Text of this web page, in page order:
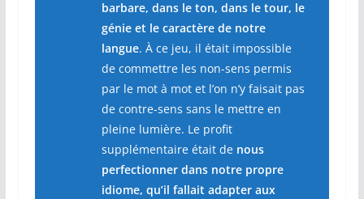
barbare, dans le ton, dans le tour, le
génie et le caractère de notre
langue. À ce jeu, il était impossible
de commettre les non-sens permis
par le mot à mot et l’on n’y faisait pas
de contre-sens sans le mettre en
pleine lumière. Le profit
supplémentaire était de nous
perfectionner dans notre propre
idiome, qu’il fallait adapter aux